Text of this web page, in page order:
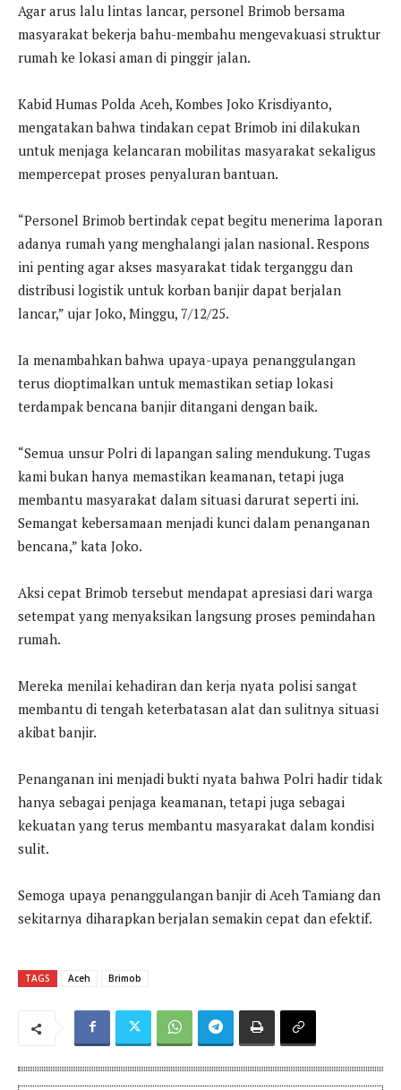
Agar arus lalu lintas lancar, personel Brimob bersama
masyarakat bekerja bahu-membahu mengevakuasi struktur
rumah ke lokasi aman di pinggir jalan.
Kabid Humas Polda Aceh, Kombes Joko Krisdiyanto,
mengatakan bahwa tindakan cepat Brimob ini dilakukan
untuk menjaga kelancaran mobilitas masyarakat sekaligus
mempercepat proses penyaluran bantuan.
“Personel Brimob bertindak cepat begitu menerima laporan
adanya rumah yang menghalangi jalan nasional. Respons
ini penting agar akses masyarakat tidak terganggu dan
distribusi logistik untuk korban banjir dapat berjalan
lancar,” ujar Joko, Minggu, 7/12/25.
Ia menambahkan bahwa upaya-upaya penanggulangan
terus dioptimalkan untuk memastikan setiap lokasi
terdampak bencana banjir ditangani dengan baik.
“Semua unsur Polri di lapangan saling mendukung. Tugas
kami bukan hanya memastikan keamanan, tetapi juga
membantu masyarakat dalam situasi darurat seperti ini.
Semangat kebersamaan menjadi kunci dalam penanganan
bencana,” kata Joko.
Aksi cepat Brimob tersebut mendapat apresiasi dari warga
setempat yang menyaksikan langsung proses pemindahan
rumah.
Mereka menilai kehadiran dan kerja nyata polisi sangat
membantu di tengah keterbatasan alat dan sulitnya situasi
akibat banjir.
Penanganan ini menjadi bukti nyata bahwa Polri hadir tidak
hanya sebagai penjaga keamanan, tetapi juga sebagai
kekuatan yang terus membantu masyarakat dalam kondisi
sulit.
Semoga upaya penanggulangan banjir di Aceh Tamiang dan
sekitarnya diharapkan berjalan semakin cepat dan efektif.
TAGS Aceh Brimob